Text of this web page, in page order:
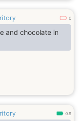
0
and chocolate in
0.9